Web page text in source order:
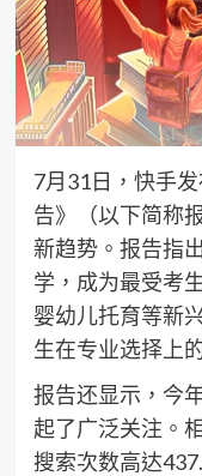
7月31日，快手
告》（以下简称
新趋势。报告指
学，成为最受考
婴幼儿托育等新
生在专业选择上
报告还显示，今
起了广泛关注。
搜索次数高达